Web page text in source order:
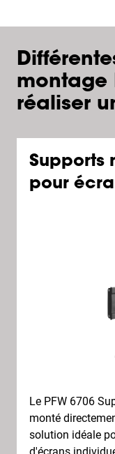
montage
réaliser
Supports
pour
Le PFW 6706
monté
solution idéale